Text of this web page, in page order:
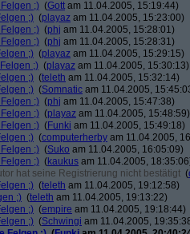
;) (Gott am 11.04.2005, 15:19:44)
;) (playaz am 11.04.2005, 15:23:00)
;) (phj am 11.04.2005, 15:28:01)
;) (phj am 11.04.2005, 15:28:31)
;) (playaz am 11.04.2005, 15:29:15)
;) (playaz am 11.04.2005, 15:30:13)
;) (teleth am 11.04.2005, 15:32:14)
;) (Somnatic am 11.04.2005,
;) (phj am 11.04.2005, 15:47:38)
;) (playaz am 11.04.2005, 15:48:59)
;) (Funki am 11.04.2005, 15:49:18)
;) (computerherby am 11.04.2005,
;) (Suko am 11.04.2005, 16:05:09)
;) (kaukus am 11.04.2005,
hat seine Registrierung nicht bestätigt (
;) (teleth am 11.04.2005, 19:12:58)
;) (teleth am 11.04.2005, 19:13:22)
;) (empire am 11.04.2005, 19:18:44)
;) (Schwingi am 11.04.2005,